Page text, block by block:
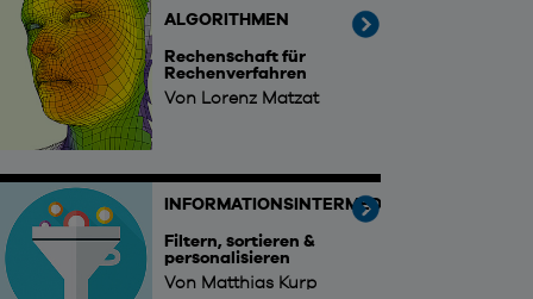
ALGORITHMEN
Rechenschaft für
Rechenverfahren
Von Lorenz Matzat
INFORMATIONSINTERMEDIÄRE
Filtern, sortieren &
personalisieren
Von Matthias Kurp